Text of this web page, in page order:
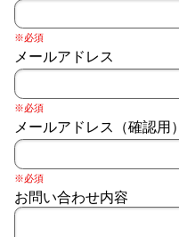
※必須
メールアドレス
※必須
メールアドレス（確認用）
※必須
お問い合わせ内容